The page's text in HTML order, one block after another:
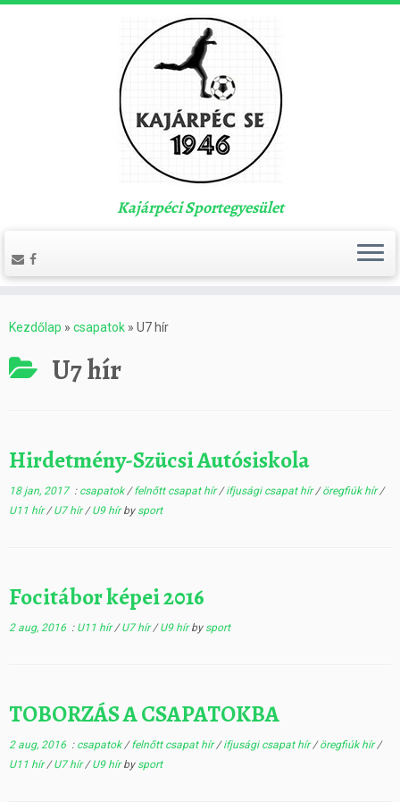
Kajárpéci Sportegyesület
Kezdőlap » csapatok » U7 hír
U7 hír
Hirdetmény-Szücsi Autósiskola
18 jan, 2017: csapatok/felnőtt csapat hír/ifjusági csapat hír/öregfiúk hír/
U11 hír/U7 hír/U9 hírby sport
Focitábor képei 2016
2 aug, 2016 : U11 hír/U7 hír/U9 hírby sport
TOBORZÁS A CSAPATOKBA
2 aug, 2016 : csapatok/felnőtt csapat hír/ifjusági csapat hír/öregfiúk hír/
U11 hír/U7 hír/U9 hírby sport